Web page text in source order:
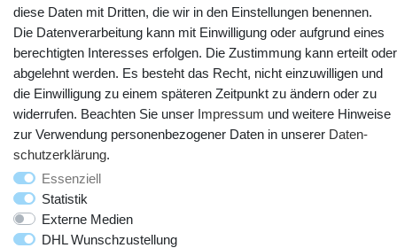
© Copyright 2025 webtotrade GmbH. Alle Rechte vorbehalten.
diese Daten mit Dritten, die wir in den Einstellungen benennen.
Die Datenverarbeitung kann mit Einwilligung oder aufgrund eines
berechtigten Interesses erfolgen. Die Zustimmung kann erteilt oder
abgelehnt werden. Es besteht das Recht, nicht einzuwilligen und
die Einwilligung zu einem späteren Zeitpunkt zu ändern oder zu
widerrufen. Beachten Sie unser Impressum und weitere Hinweise
zur Verwendung personenbezogener Daten in unserer Daten­
schutz­erklärung.
Essenziell
Statistik
Externe Medien
DHL Wunschzustellung